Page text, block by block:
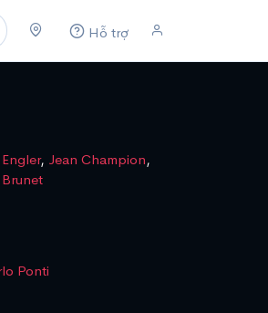
Hỗ trợ
, Jean Champion,
Ponti